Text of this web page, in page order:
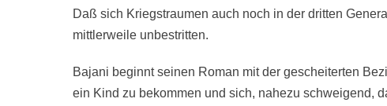
Daß sich Kriegstraumen auch noch in der dritten
mittlerweile unbestritten.
Bajani beginnt seinen Roman mit der gescheiterten
ein Kind zu bekommen und sich, nahezu schweigend,